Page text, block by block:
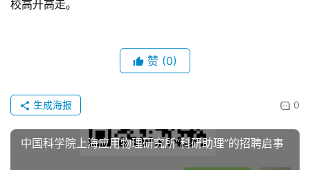
校高开高走。
赞 (0)
0
生成海报
中国科学院上海应用物理研究所“科研助理”的招聘启事